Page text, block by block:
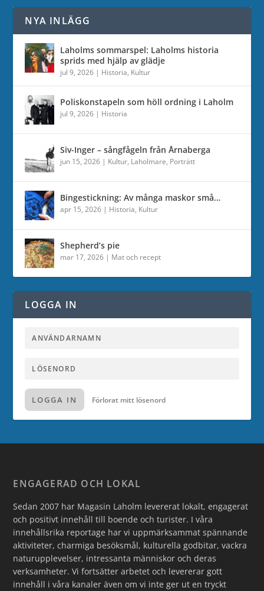
NYA INLÄGG
Laholms sommarspel: Laholms historia
sprids med hjälp av glädje
jul 9, 2026 | Historia, Kultur
Poliskonstapeln som höll ordning i Laholm
jul 9, 2026 | Historia
Siv-Inger – sångfågeln från Årnaberga
jun 15, 2026 | Kultur, Laholmare, Porträtt
Bingestickning: Av många maskor små…
apr 15, 2026 | Historia, Kultur
Shepherd’s pie
mar 17, 2026 | Mat och recept
LOGGA IN
LOGGA IN Förlorat mitt lösenord
ENGAGERAD OCH LOKAL
Sedan 2007 har Magasin Laholm levererat lokalt, engagerat
och positivt innehåll till boende och turister. I våra
innehållsrika reportage har vi uppmärksammat spännande
aktiviteter, charmiga besöksmål, kulturella godbitar, vackra
naturupplevelser, intressanta människor och deras
verksamheter. Vi fortsätter arbetet och levererar gott
innehåll i våra kanaler även om vi inte ger ut en tryckt